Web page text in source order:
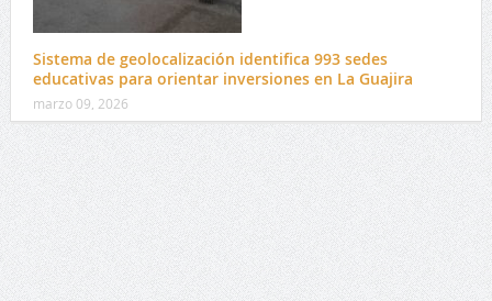
Sistema de geolocalización identifica 993 sedes
educativas para orientar inversiones en La Guajira
marzo 09, 2026